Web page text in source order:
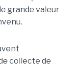
grande valeur
collecte de